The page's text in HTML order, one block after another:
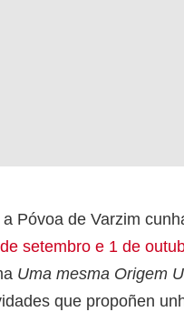
Póvoa de Varzim
setembro e 1 de
Uma mesma Origem
que propoñen